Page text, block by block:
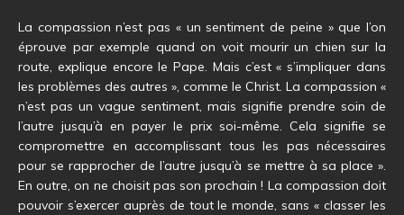
La compassion n’est pas « un sentiment de peine » que l’on
éprouve par exemple quand on voit mourir un chien sur la
route, explique encore le Pape. Mais c’est « s’impliquer dans
les problèmes des autres », comme le Christ. La compassion «
n’est pas un vague sentiment, mais signifie prendre soin de
l’autre jusqu’à en payer le prix soi-même. Cela signifie se
compromettre en accomplissant tous les pas nécessaires
pour se rapprocher de l’autre jusqu’à se mettre à sa place ».
En outre, on ne choisit pas son prochain ! La compassion doit
pouvoir s’exercer auprès de tout le monde, sans « classer les